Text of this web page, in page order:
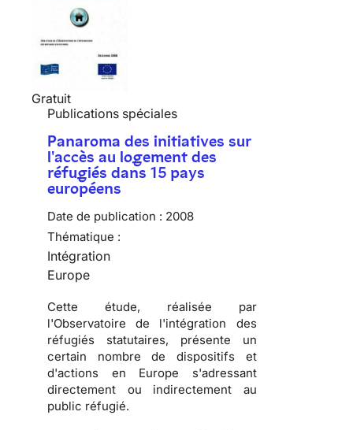
Gratuit
Publications spéciales
Panaroma des initiatives sur
l'accès au logement des
réfugiés dans 15 pays
européens
Date de publication : 2008
Thématique :
Intégration
Europe
Cette étude, réalisée par
l'Observatoire de l'intégration des
réfugiés statutaires, présente un
certain nombre de dispositifs et
d'actions en Europe s'adressant
directement ou indirectement au
public réfugié.